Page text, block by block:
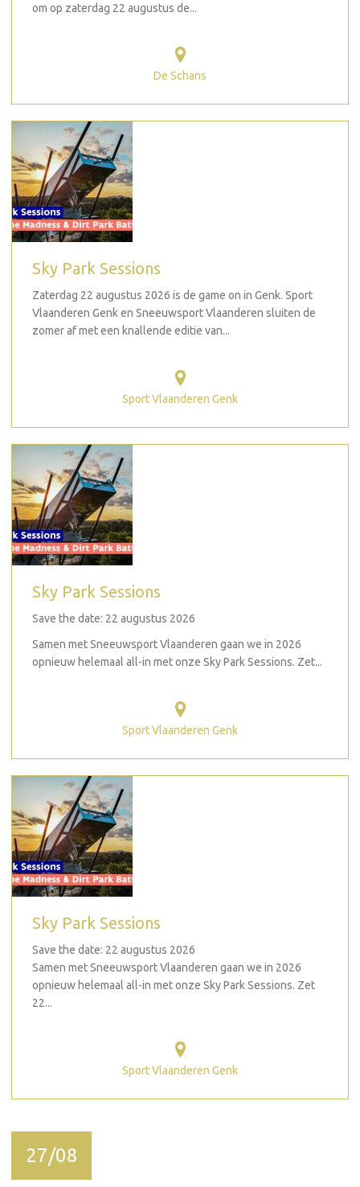
om op zaterdag 22 augustus de...
De Schans
Sky Park Sessions
Zaterdag 22 augustus 2026 is de game on in Genk. Sport
Vlaanderen Genk en Sneeuwsport Vlaanderen sluiten de
zomer af met een knallende editie van...
Sport Vlaanderen Genk
Sky Park Sessions
Save the date: 22 augustus 2026
Samen met Sneeuwsport Vlaanderen gaan we in 2026
opnieuw helemaal all-in met onze Sky Park Sessions. Zet...
Sport Vlaanderen Genk
Sky Park Sessions
Save the date: 22 augustus 2026
Samen met Sneeuwsport Vlaanderen gaan we in 2026
opnieuw helemaal all-in met onze Sky Park Sessions. Zet
22...
Sport Vlaanderen Genk
27/08